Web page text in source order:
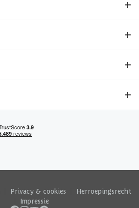
Privacy & cookies
Herroepingsrecht
Impressie